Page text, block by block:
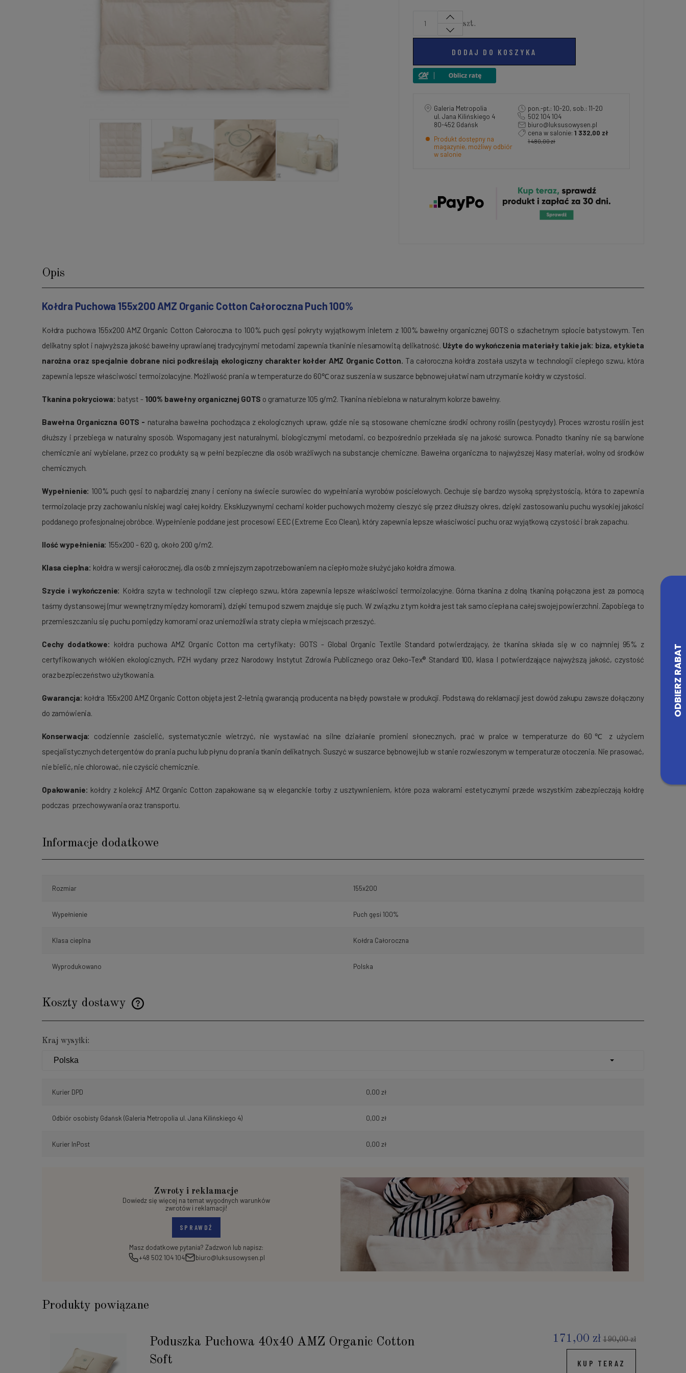
szt.
DODAJ DO KOSZYKA
Galeria Metropolia
ul. Jana Kilińskiego 4
80-452 Gdańsk
Produkt dostępny na
magazynie, możliwy odbiór
w salonie
pon.-pt.: 10-20, sob.: 11-20
502 104 104
biuro@luksusowysen.pl
cena w salonie: 1 332,00 zł
1 480,00 zł
Opis
Kołdra Puchowa 155x200 AMZ Organic Cotton Całoroczna Puch 100%
Kołdra puchowa 155x200 AMZ Organic Cotton Całoroczna to 100% puch gęsi pokryty wyjątkowym inletem z 100% bawełny organicznej GOTS o szlachetnym splocie batystowym. Ten
delikatny splot i najwyższa jakość bawełny uprawianej tradycyjnymi metodami zapewnia tkaninie niesamowitą delikatność. Użyte do wykończenia materiały takie jak: biza, etykieta
narożna oraz specjalnie dobrane nici podkreślają ekologiczny charakter kołder AMZ Organic Cotton. Ta całoroczna kołdra została uszyta w technologii ciepłego szwu, która
zapewnia lepsze właściwości termoizolacyjne. Możliwość prania w temperaturze do 60℃ oraz suszenia w suszarce bębnowej ułatwi nam utrzymanie kołdry w czystości.
Tkanina pokryciowa: batyst - 100% bawełny organicznej GOTS o gramaturze 105 g/m2. Tkanina niebielona w naturalnym kolorze bawełny.
Bawełna Organiczna GOTS - naturalna bawełna pochodząca z ekologicznych upraw, gdzie nie są stosowane chemiczne środki ochrony roślin (pestycydy). Proces wzrostu roślin jest
dłuższy i przebiega w naturalny sposób. Wspomagany jest naturalnymi, biologicznymi metodami, co bezpośrednio przekłada się na jakość surowca. Ponadto tkaniny nie są barwione
chemicznie ani wybielane, przez co produkty są w pełni bezpieczne dla osób wrażliwych na substancje chemiczne. Bawełna organiczna to najwyższej klasy materiał, wolny od środków
chemicznych.
Wypełnienie: 100% puch gęsi to najbardziej znany i ceniony na świecie surowiec do wypełniania wyrobów pościelowych. Cechuje się bardzo wysoką sprężystością, która to zapewnia
termoizolacje przy zachowaniu niskiej wagi całej kołdry. Ekskluzywnymi cechami kołder puchowych możemy cieszyć się przez dłuższy okres, dzięki zastosowaniu puchu wysokiej jakości
poddanego profesjonalnej obróbce. Wypełnienie poddane jest procesowi EEC (Extreme Eco Clean), który zapewnia lepsze właściwości puchu oraz wyjątkową czystość i brak zapachu.
Ilość wypełnienia: 155x200 - 620 g, około 200 g/m2.
Klasa cieplna: kołdra w wersji całorocznej, dla osób z mniejszym zapotrzebowaniem na ciepło może służyć jako kołdra zimowa.
Szycie i wykończenie: Kołdra szyta w technologii tzw. ciepłego szwu, która zapewnia lepsze właściwości termoizolacyjne. Górna tkanina z dolną tkaniną połączona jest za pomocą
taśmy dystansowej (mur wewnętrzny między komorami), dzięki temu pod szwem znajduje się puch. W związku z tym kołdra jest tak samo ciepła na całej swojej powierzchni. Zapobiega to
przemieszczaniu się puchu pomiędzy komorami oraz uniemożliwia straty ciepła w miejscach przeszyć.
Cechy dodatkowe: kołdra puchowa AMZ Organic Cotton ma certyfikaty: GOTS - Global Organic Textile Standard potwierdzający, że tkanina składa się w co najmniej 95% z
certyfikowanych włókien ekologicznych, PZH wydany przez Narodowy Instytut Zdrowia Publicznego oraz Oeko-Tex® Standard 100, klasa I potwierdzające najwyższą jakość, czystość
oraz bezpieczeństwo użytkowania.
Gwarancja: kołdra 155x200 AMZ Organic Cotton objęta jest 2-letnią gwarancją producenta na błędy powstałe w produkcji. Podstawą do reklamacji jest dowód zakupu zawsze dołączony
do zamówienia.
Konserwacja:
codziennie zaścielić, systematycznie wietrzyć, nie wystawiać na silne działanie promieni słonecznych, prać w pralce w temperaturze do 60℃ z użyciem
specjalistycznych detergentów do prania puchu lub płynu do prania tkanin delikatnych. Suszyć w suszarce bębnowej lub w stanie rozwieszonym w temperaturze otoczenia. Nie prasować,
nie bielić, nie chlorować, nie czyścić chemicznie.
Opakowanie: kołdry z kolekcji AMZ Organic Cotton zapakowane są w eleganckie torby z usztywnieniem, które poza walorami estetycznymi przede wszystkim zabezpieczają kołdrę
podczas przechowywania oraz transportu.
Informacje dodatkowe
Rozmiar 155x200
Wypełnienie Puch gęsi 100%
Klasa cieplna Kołdra Całoroczna
Wyprodukowano Polska
Koszty dostawy
Kraj wysyłki:
Kurier DPD 0,00 zł
Odbiór osobisty Gdańsk (Galeria Metropolia ul. Jana Kilińskiego 4) 0,00 zł
Kurier InPost 0,00 zł
Zwroty i reklamacje
Dowiedz się więcej na temat wygodnych warunków
zwrotów i reklamacji!
SPRAWDŹ
Masz dodatkowe pytania? Zadzwoń lub napisz:
+48 502 104 104
biuro@luksusowysen.pl
Produkty powiązane
Poduszka Puchowa 40x40 AMZ Organic Cotton
Soft
171,00 zł 190,00 zł
KUP TERAZ